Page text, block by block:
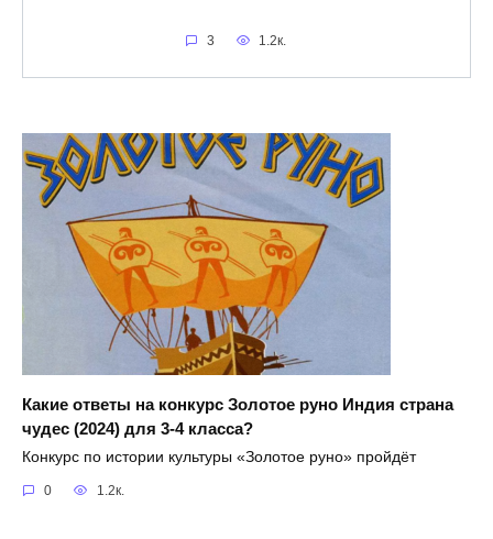
3 1.2к.
Какие ответы на конкурс Золотое руно Индия страна
чудес (2024) для 3-4 класса?
Конкурс по истории культуры «Золотое руно» пройдёт
0 1.2к.